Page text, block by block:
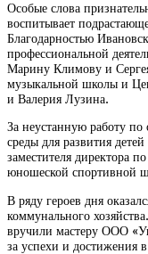
Особые слова
воспитывает
Благодарностью
профессиональной
Марину Климову и
музыкальной школы и
и Валерия Лузина.
За неустанную работу
среды для развития
заместителя директора
юношеской спортивной
В ряду героев дня
коммунального
вручили мастеру ООО
за успехи и достижения